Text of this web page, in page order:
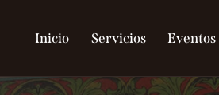
Inicio Servicios Eventos